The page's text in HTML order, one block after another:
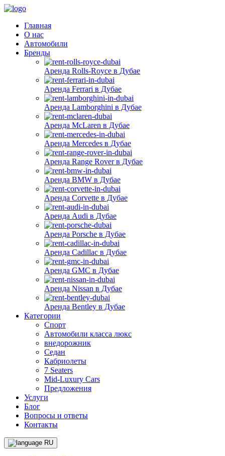
Главная
О нас
Автомобили
Бренды
Аренда Rolls-Royce в Дубае
Аренда Ferrari в Дубае
Аренда Lamborghini в Дубае
Аренда McLaren в Дубае
Аренда Mercedes в Дубае
Аренда Range Rover в Дубае
Аренда BMW в Дубае
Аренда Corvette в Дубае
Аренда Audi в Дубае
Аренда Porsche в Дубае
Аренда Cadillac в Дубае
Аренда GMC в Дубае
Аренда Nissan в Дубае
Аренда Bentley в Дубае
Категории
Спорт
Автомобили класса люкс
внедорожник
Седан
Кабриолеты
7 Seaters
Mid-Luxury Cars
Предложения
Услуги
Блог
Вопросы и ответы
Контакты
RU